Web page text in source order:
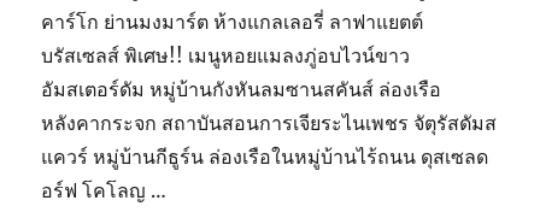
คาร์โก ย่านมงมาร์ต ห้างแกลเลอรี่ ลาฟาแยตต์
บรัสเซลส์ พิเศษ!! เมนูหอยแมลงภู่อบไวน์ขาว
อัมสเตอร์ดัม หมู่บ้านกังหันลมซานสคันส์ ล่องเรือ
หลังคากระจก สถาบันสอนการเจียระไนเพชร จัตุรัสดัมส
แควร์ หมู่บ้านกีธูร์น ล่องเรือในหมู่บ้านไร้ถนน ดุสเซลด
อร์ฟ โคโลญ …